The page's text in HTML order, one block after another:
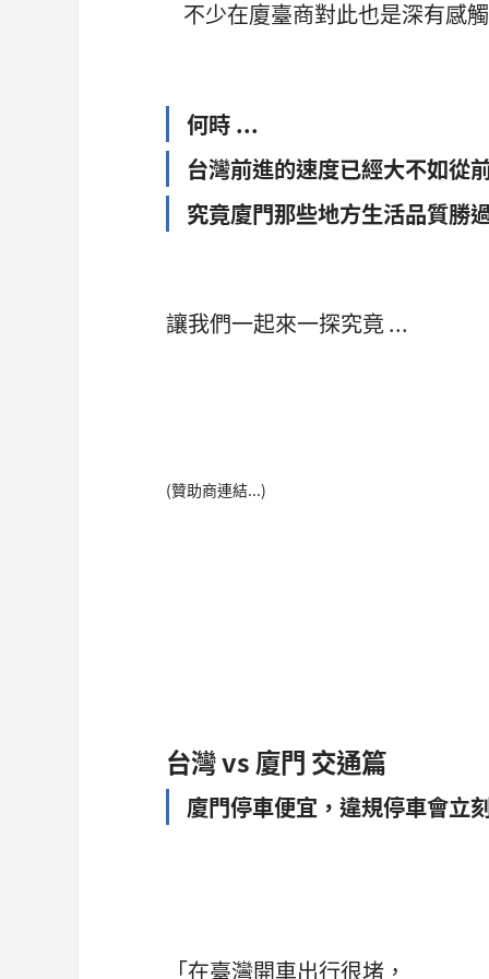
不少在廈臺商對此也是深有感觸
何時 ...
台灣前進的速度已經大不如從
究竟廈門那些地方生活品質勝
讓我們一起來一探究竟 ...
(贊助商連結...)
台灣 vs 廈門 交通篇
廈門停車便宜，違規停車會立
「在臺灣開車出行很堵，